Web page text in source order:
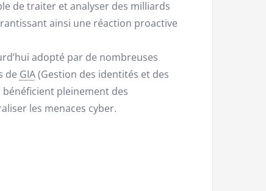
de traiter et analyser des milliards
ainsi une réaction proactive
adopté par de nombreuses
de GIA(Gestion des identités et des
bénéficient pleinement des
les menaces cyber.